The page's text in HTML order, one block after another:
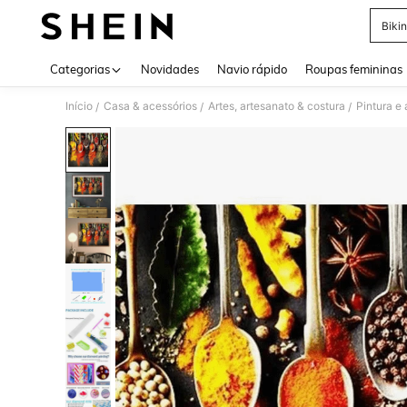
Categorias Novidades Navio rápido Roupas femininas
Início / Casa & acessórios / Artes, artesanato & costura / Pintura e